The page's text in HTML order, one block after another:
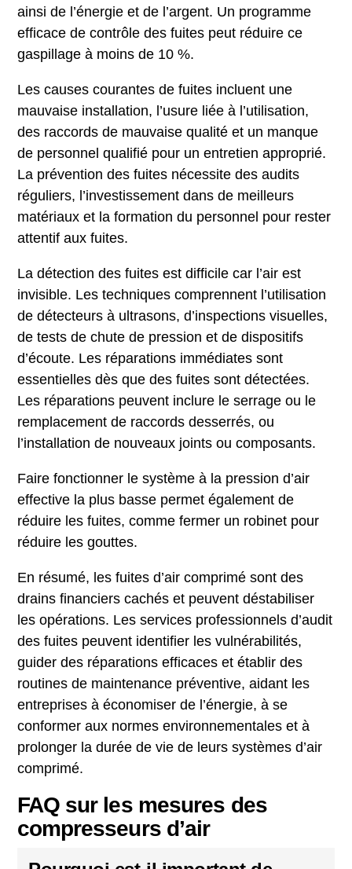
ainsi de l’énergie et de l’argent. Un programme
efficace de contrôle des fuites peut réduire ce
gaspillage à moins de 10 %.
Les causes courantes de fuites incluent une
mauvaise installation, l’usure liée à l’utilisation,
des raccords de mauvaise qualité et un manque
de personnel qualifié pour un entretien approprié.
La prévention des fuites nécessite des audits
réguliers, l’investissement dans de meilleurs
matériaux et la formation du personnel pour rester
attentif aux fuites.
La détection des fuites est difficile car l’air est
invisible. Les techniques comprennent l’utilisation
de détecteurs à ultrasons, d’inspections visuelles,
de tests de chute de pression et de dispositifs
d’écoute. Les réparations immédiates sont
essentielles dès que des fuites sont détectées.
Les réparations peuvent inclure le serrage ou le
remplacement de raccords desserrés, ou
l’installation de nouveaux joints ou composants.
Faire fonctionner le système à la pression d’air
effective la plus basse permet également de
réduire les fuites, comme fermer un robinet pour
réduire les gouttes.
En résumé, les fuites d’air comprimé sont des
drains financiers cachés et peuvent déstabiliser
les opérations. Les services professionnels d’audit
des fuites peuvent identifier les vulnérabilités,
guider des réparations efficaces et établir des
routines de maintenance préventive, aidant les
entreprises à économiser de l’énergie, à se
conformer aux normes environnementales et à
prolonger la durée de vie de leurs systèmes d’air
comprimé.
FAQ sur les mesures des
compresseurs d’air